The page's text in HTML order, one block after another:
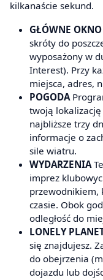
kilkanaście sekund.
GŁÓWNE OKNO
skróty do
wyposażony w
Interest). Przy
miejsca, adres,
POGODA
twoją
najbliższe trzy
informacje o
sile wiatru.
WYDARZENIA
imprez
przewodnikiem,
czasie. Obok
odległość do
LONELY
się znajdujesz.
do obejrzenia
dojazdu lub